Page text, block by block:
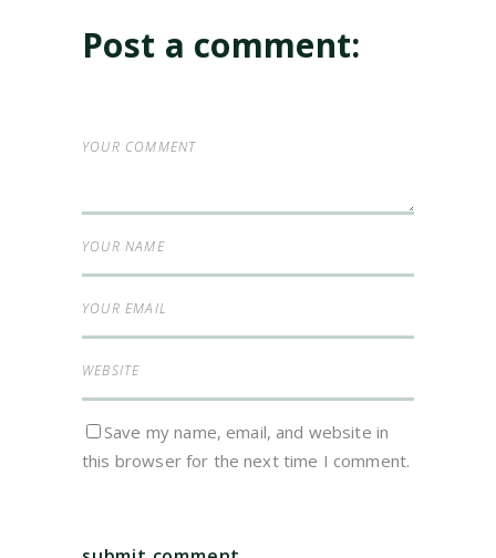
Post a comment:
Save my name, email, and website in
this browser for the next time I comment.